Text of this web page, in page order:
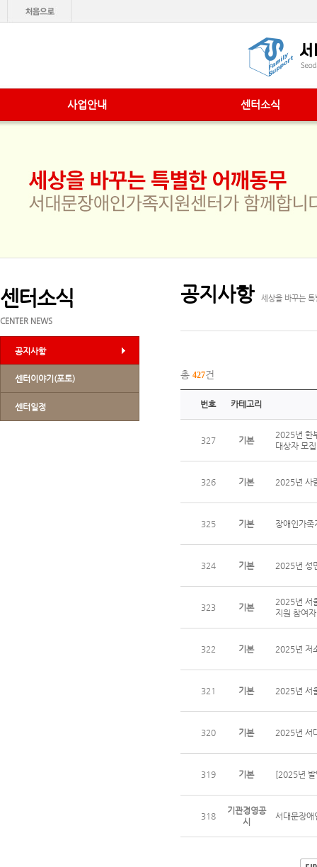
사업안내 센터소식
센터소식
CENTER NEWS
공지사항
센터이야기(포토)
센터일정
공지사항 세상을 바꾸는
총 427건
번호 카테고리
327 기본
2025년 한
대상자 모
326 기본 2025년 사
325 기본 장애인가족
324 기본 2025년 성
323 기본
2025년 서
지원 참여
322 기본 2025년 저
321 기본 2025년 서
320 기본 2025년 서
319 기본 [2025년 발
318
기관경영공
시
서대문장